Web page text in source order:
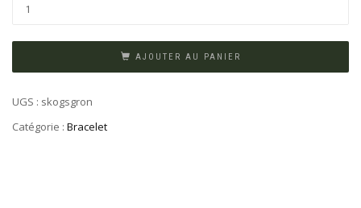
AJOUTER AU PANIER
UGS : skogsgron
Catégorie : Bracelet